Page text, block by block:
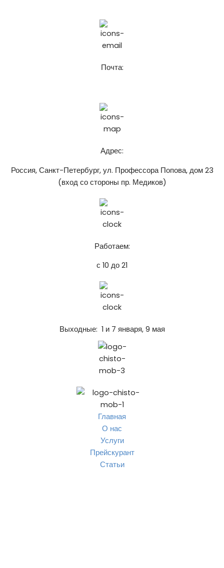
Почта:
Адрес:
Россия, Санкт-Петербург, ул. Профессора Попова, дом 23
(вход со стороны пр. Медиков)
Работаем:
с 10 до 21
Выходные: 1 и 7 января, 9 мая
Главная
О нас
Услуги
Прейскурант
Статьи